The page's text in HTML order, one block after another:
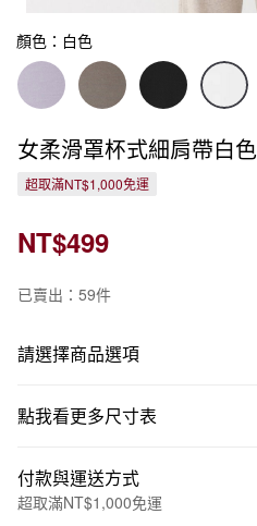
顏色：白色
女柔滑罩杯式細肩帶白色
超取滿NT$1,000免運
NT$499
已賣出：59件
請選擇商品選項
點我看更多尺寸表
付款與運送方式
超取滿NT$1,000免運